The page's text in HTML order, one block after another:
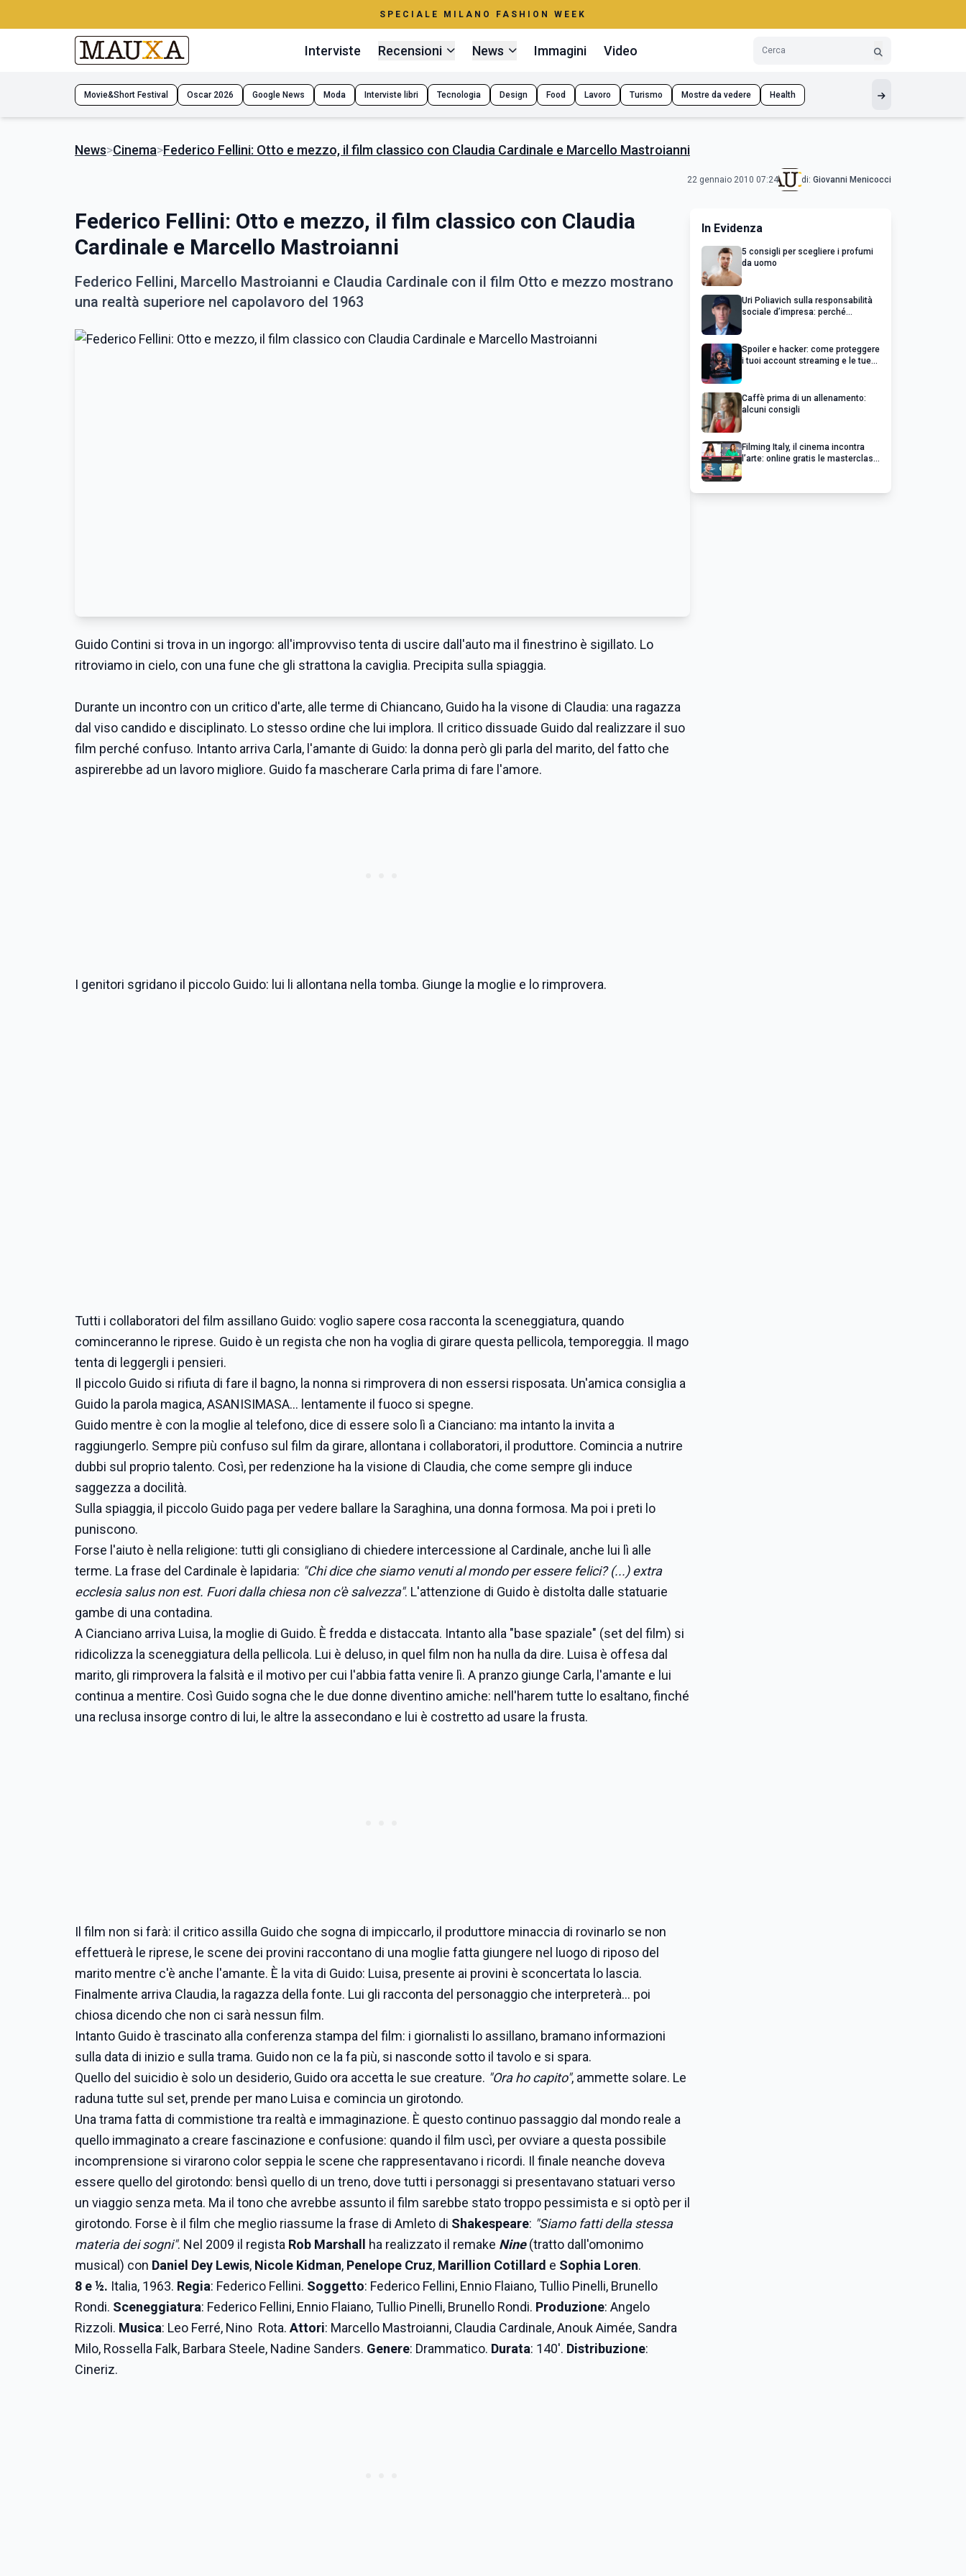
SPECIALE MILANO FASHION WEEK
Interviste Recensioni News Immagini Video
Movie&Short Festival Oscar 2026 Google News Moda Interviste libri Tecnologia Design Food Lavoro Turismo Mostre da vedere Health
News>Cinema>Federico Fellini: Otto e mezzo, il film classico con Claudia Cardinale e Marcello Mastroianni
22 gennaio 2010 07:24 di: Giovanni Menicocci
Federico Fellini: Otto e mezzo, il film classico con Claudia
Cardinale e Marcello Mastroianni
Federico Fellini, Marcello Mastroianni e Claudia Cardinale con il film Otto e mezzo mostrano
una realtà superiore nel capolavoro del 1963
Guido Contini si trova in un ingorgo: all'improvviso tenta di uscire dall'auto ma il finestrino è sigillato. Lo
ritroviamo in cielo, con una fune che gli strattona la caviglia. Precipita sulla spiaggia.
Durante un incontro con un critico d'arte, alle terme di Chiancano, Guido ha la visone di Claudia: una ragazza
dal viso candido e disciplinato. Lo stesso ordine che lui implora. Il critico dissuade Guido dal realizzare il suo
film perché confuso. Intanto arriva Carla, l'amante di Guido: la donna però gli parla del marito, del fatto che
aspirerebbe ad un lavoro migliore. Guido fa mascherare Carla prima di fare l'amore.
I genitori sgridano il piccolo Guido: lui li allontana nella tomba. Giunge la moglie e lo rimprovera.
Tutti i collaboratori del film assillano Guido: voglio sapere cosa racconta la sceneggiatura, quando
cominceranno le riprese. Guido è un regista che non ha voglia di girare questa pellicola, temporeggia. Il mago
tenta di leggergli i pensieri.
Il piccolo Guido si rifiuta di fare il bagno, la nonna si rimprovera di non essersi risposata. Un'amica consiglia a
Guido la parola magica, ASANISIMASA... lentamente il fuoco si spegne.
Guido mentre è con la moglie al telefono, dice di essere solo lì a Cianciano: ma intanto la invita a
raggiungerlo. Sempre più confuso sul film da girare, allontana i collaboratori, il produttore. Comincia a nutrire
dubbi sul proprio talento. Così, per redenzione ha la visione di Claudia, che come sempre gli induce
saggezza a docilità.
Sulla spiaggia, il piccolo Guido paga per vedere ballare la Saraghina, una donna formosa. Ma poi i preti lo
puniscono.
Forse l'aiuto è nella religione: tutti gli consigliano di chiedere intercessione al Cardinale, anche lui lì alle
terme. La frase del Cardinale è lapidaria: "Chi dice che siamo venuti al mondo per essere felici? (...) extra
ecclesia salus non est. Fuori dalla chiesa non c'è salvezza". L'attenzione di Guido è distolta dalle statuarie
gambe di una contadina.
A Cianciano arriva Luisa, la moglie di Guido. È fredda e distaccata. Intanto alla "base spaziale" (set del film) si
ridicolizza la sceneggiatura della pellicola. Lui è deluso, in quel film non ha nulla da dire. Luisa è offesa dal
marito, gli rimprovera la falsità e il motivo per cui l'abbia fatta venire lì. A pranzo giunge Carla, l'amante e lui
continua a mentire. Così Guido sogna che le due donne diventino amiche: nell'harem tutte lo esaltano, finché
una reclusa insorge contro di lui, le altre la assecondano e lui è costretto ad usare la frusta.
Il film non si farà: il critico assilla Guido che sogna di impiccarlo, il produttore minaccia di rovinarlo se non
effettuerà le riprese, le scene dei provini raccontano di una moglie fatta giungere nel luogo di riposo del
marito mentre c'è anche l'amante. È la vita di Guido: Luisa, presente ai provini è sconcertata lo lascia.
Finalmente arriva Claudia, la ragazza della fonte. Lui gli racconta del personaggio che interpreterà... poi
chiosa dicendo che non ci sarà nessun film.
Intanto Guido è trascinato alla conferenza stampa del film: i giornalisti lo assillano, bramano informazioni
sulla data di inizio e sulla trama. Guido non ce la fa più, si nasconde sotto il tavolo e si spara.
Quello del suicidio è solo un desiderio, Guido ora accetta le sue creature. "Ora ho capito", ammette solare. Le
raduna tutte sul set, prende per mano Luisa e comincia un girotondo.
Una trama fatta di commistione tra realtà e immaginazione. È questo continuo passaggio dal mondo reale a
quello immaginato a creare fascinazione e confusione: quando il film uscì, per ovviare a questa possibile
incomprensione si virarono color seppia le scene che rappresentavano i ricordi. Il finale neanche doveva
essere quello del girotondo: bensì quello di un treno, dove tutti i personaggi si presentavano statuari verso
un viaggio senza meta. Ma il tono che avrebbe assunto il film sarebbe stato troppo pessimista e si optò per il
girotondo. Forse è il film che meglio riassume la frase di Amleto di Shakespeare: "Siamo fatti della stessa
materia dei sogni". Nel 2009 il regista Rob Marshall ha realizzato il remake Nine(tratto dall'omonimo
musical) con Daniel Dey Lewis, Nicole Kidman, Penelope Cruz, Marillion Cotillard e Sophia Loren.
8 e ½. Italia, 1963. Regia: Federico Fellini. Soggetto: Federico Fellini, Ennio Flaiano, Tullio Pinelli, Brunello
Rondi. Sceneggiatura: Federico Fellini, Ennio Flaiano, Tullio Pinelli, Brunello Rondi. Produzione: Angelo
Rizzoli. Musica: Leo Ferré, Nino Rota. Attori: Marcello Mastroianni, Claudia Cardinale, Anouk Aimée, Sandra
Milo, Rossella Falk, Barbara Steele, Nadine Sanders. Genere: Drammatico. Durata: 140'. Distribuzione:
Cineriz.
In Evidenza
5 consigli per scegliere i profumi
da uomo
Uri Poliavich sulla responsabilità
sociale d’impresa: perché
Spoiler e hacker: come proteggere
i tuoi account streaming e le tue
Caffè prima di un allenamento:
alcuni consigli
Filming Italy, il cinema incontra
l’arte: online gratis le masterclass